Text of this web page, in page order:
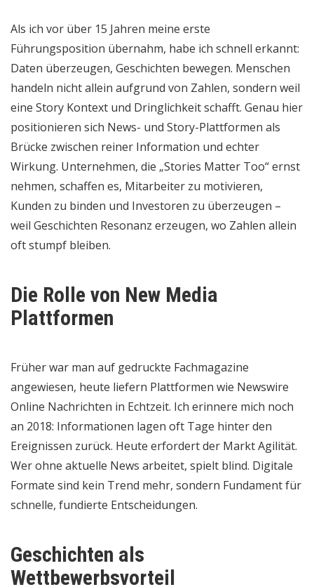
Als ich vor über 15 Jahren meine erste
Führungsposition übernahm, habe ich schnell erkannt:
Daten überzeugen, Geschichten bewegen. Menschen
handeln nicht allein aufgrund von Zahlen, sondern weil
eine Story Kontext und Dringlichkeit schafft. Genau hier
positionieren sich News- und Story-Plattformen als
Brücke zwischen reiner Information und echter
Wirkung. Unternehmen, die „Stories Matter Too“ ernst
nehmen, schaffen es, Mitarbeiter zu motivieren,
Kunden zu binden und Investoren zu überzeugen –
weil Geschichten Resonanz erzeugen, wo Zahlen allein
oft stumpf bleiben.
Die Rolle von New Media
Plattformen
Früher war man auf gedruckte Fachmagazine
angewiesen, heute liefern Plattformen wie Newswire
Online Nachrichten in Echtzeit. Ich erinnere mich noch
an 2018: Informationen lagen oft Tage hinter den
Ereignissen zurück. Heute erfordert der Markt Agilität.
Wer ohne aktuelle News arbeitet, spielt blind. Digitale
Formate sind kein Trend mehr, sondern Fundament für
schnelle, fundierte Entscheidungen.
Geschichten als
Wettbewerbsvorteil